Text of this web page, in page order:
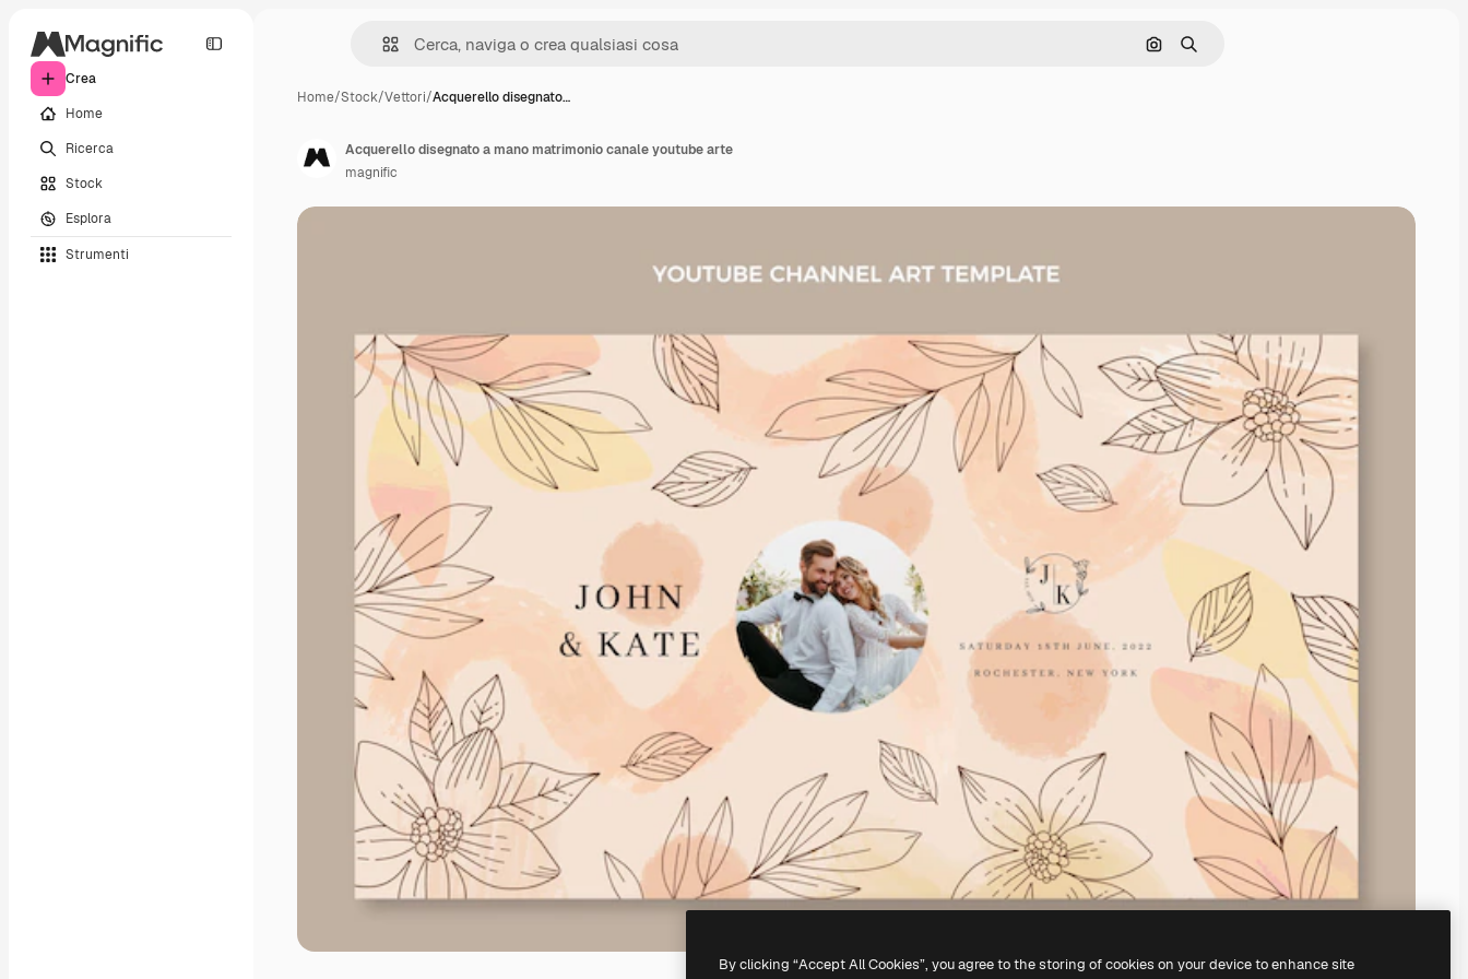
Crea
Home
Ricerca
Stock
Esplora
Strumenti
Cerca per immagine
Ricerca
Home/Stock/Vettori/Acquerello disegnato…
Acquerello disegnato a mano matrimonio canale youtube arte
magnific
By clicking “Accept All Cookies”, you agree to the storing of cookies on your device to enhance site